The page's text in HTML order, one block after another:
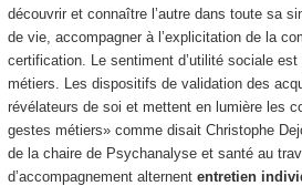
découvrir et connaître l’autre dans toute sa
de vie, accompagner à l’explicitation de la
certification. Le sentiment d’utilité sociale
métiers. Les dispositifs de validation des
révélateurs de soi et mettent en lumière les
gestes métiers» comme disait Christophe
de la chaire de Psychanalyse et santé au
d’accompagnement alternent entretien